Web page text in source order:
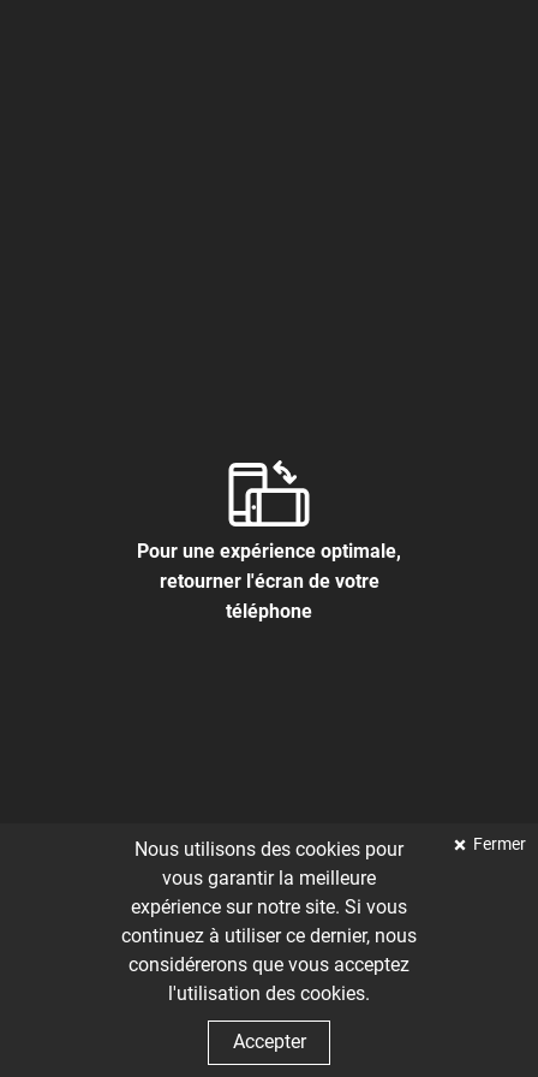
Pour une expérience optimale,
retourner l'écran de votre
téléphone
Nous utilisons des cookies pour
vous garantir la meilleure
expérience sur notre site. Si vous
continuez à utiliser ce dernier, nous
considérerons que vous acceptez
l'utilisation des cookies.
Accepter
Fermer